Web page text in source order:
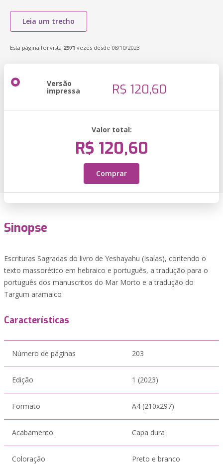
Leia um trecho
Esta página foi vista 2971 vezes desde 08/10/2023
Versão
impressa R$ 120,60
Valor total:
R$ 120,60
Comprar
Sinopse
Escrituras Sagradas do livro de Yeshayahu (Isaías), contendo o
texto massorético em hebraico e português, a tradução para o
português dos manuscritos do Mar Morto e a tradução do
Targum aramaico
Características
Número de páginas 203
Edição 1 (2023)
Formato A4 (210x297)
Acabamento Capa dura
Coloração Preto e branco